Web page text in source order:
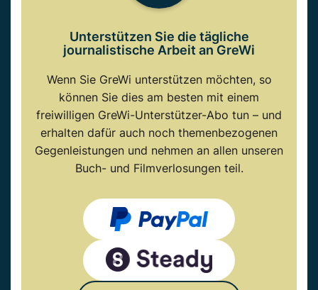
Unterstützen Sie die tägliche
journalistische Arbeit an GreWi
Wenn Sie GreWi unterstützen möchten, so
können Sie dies am besten mit einem
freiwilligen GreWi-Unterstützer-Abo tun – und
erhalten dafür auch noch themenbezogenen
Gegenleistungen und nehmen an allen unseren
Buch- und Filmverlosungen teil.